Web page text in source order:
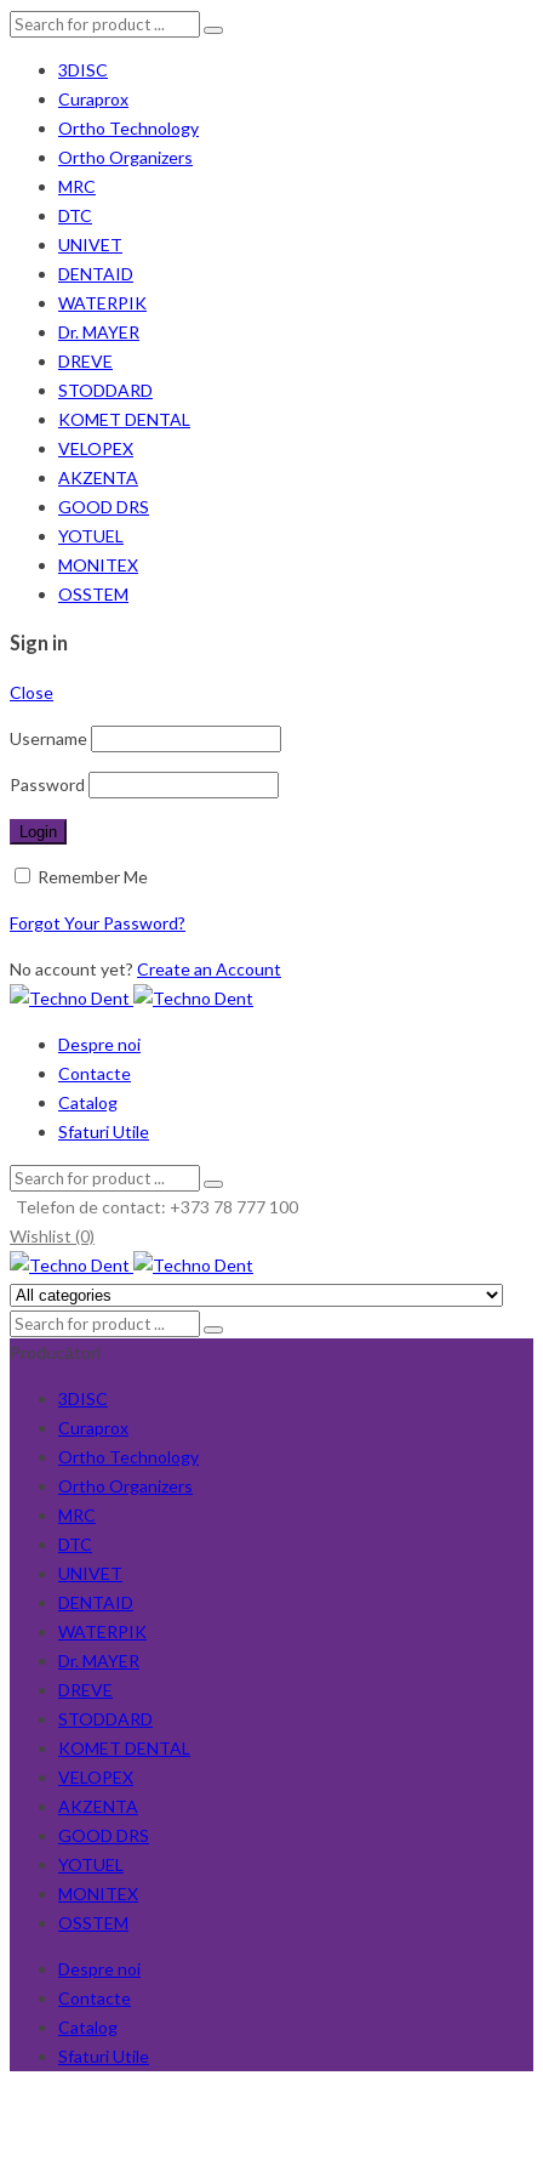
3DISC
Curaprox
Ortho Technology
Ortho Organizers
MRC
DTC
UNIVET
DENTAID
WATERPIK
Dr. MAYER
DREVE
STODDARD
KOMET DENTAL
VELOPEX
AKZENTA
GOOD DRS
YOTUEL
MONITEX
OSSTEM
Sign in
Close
Username
Password
Remember Me
Forgot Your Password?
No account yet? Create an Account
Despre noi
Contacte
Catalog
Sfaturi Utile
Telefon de contact: +373 78 777 100
Wishlist (0)
Producători
3DISC
Curaprox
Ortho Technology
Ortho Organizers
MRC
DTC
UNIVET
DENTAID
WATERPIK
Dr. MAYER
DREVE
STODDARD
KOMET DENTAL
VELOPEX
AKZENTA
GOOD DRS
YOTUEL
MONITEX
OSSTEM
Despre noi
Contacte
Catalog
Sfaturi Utile